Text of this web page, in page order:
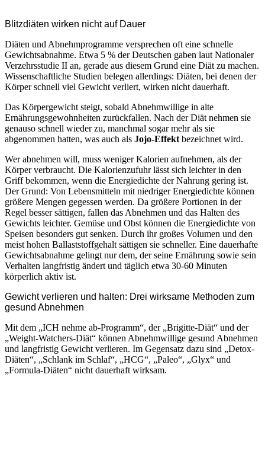
Blitzdiäten wirken nicht auf Dauer
Diäten und Abnehmprogramme versprechen oft eine schnelle
Gewichtsabnahme. Etwa 5 % der Deutschen gaben laut Nationaler
Verzehrsstudie II an, gerade aus diesem Grund eine Diät zu machen.
Wissenschaftliche Studien belegen allerdings: Diäten, bei denen der
Körper schnell viel Gewicht verliert, wirken nicht dauerhaft.
Das Körpergewicht steigt, sobald Abnehmwillige in alte
Ernährungsgewohnheiten zurückfallen. Nach der Diät nehmen sie
genauso schnell wieder zu, manchmal sogar mehr als sie
abgenommen hatten, was auch als Jojo-Effekt bezeichnet wird.
Wer abnehmen will, muss weniger Kalorien aufnehmen, als der
Körper verbraucht. Die Kalorienzufuhr lässt sich leichter in den
Griff bekommen, wenn die Energiedichte der Nahrung gering ist.
Der Grund: Von Lebensmitteln mit niedriger Energiedichte können
größere Mengen gegessen werden. Da größere Portionen in der
Regel besser sättigen, fallen das Abnehmen und das Halten des
Gewichts leichter. Gemüse und Obst können die Energiedichte von
Speisen besonders gut senken. Durch ihr großes Volumen und den
meist hohen Ballaststoffgehalt sättigen sie schneller. Eine dauerhafte
Gewichtsabnahme gelingt nur dem, der seine Ernährung sowie sein
Verhalten langfristig ändert und täglich etwa 30-60 Minuten
körperlich aktiv ist.
Gewicht verlieren und halten: Drei wirksame Methoden zum
gesund Abnehmen
Mit dem „ICH nehme ab-Programm“, der „Brigitte-Diät“ und der
„Weight-Watchers-Diät“ können Abnehmwillige gesund Abnehmen
und langfristig Gewicht verlieren. Im Gegensatz dazu sind „Detox-
Diäten“, „Schlank im Schlaf“, „HCG“, „Paleo“, „Glyx“ und
„Formula-Diäten“ nicht dauerhaft wirksam.